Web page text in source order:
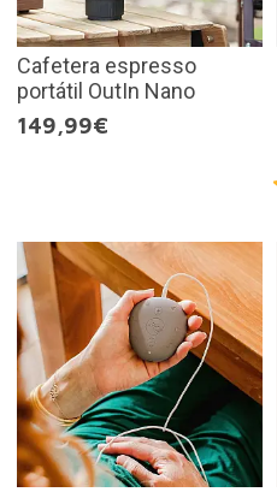
Cafetera espresso
portátil OutIn Nano
149,99€